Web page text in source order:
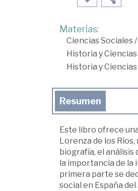
Materias:
Ciencias Sociales/
Historia y
Historia y
Resumen
Este libro ofrece
Lorenza de los
biografía, el análisis
la importancia de
primera parte se
social en España